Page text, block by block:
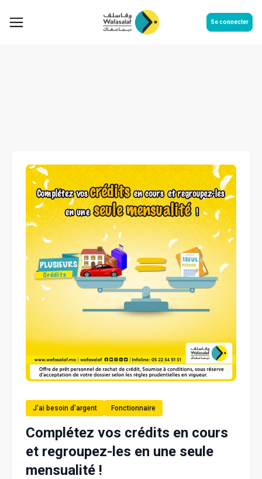
Se connecter
J'ai besoin d'argent Fonctionnaire
Complétez vos crédits en cours
et regroupez-les en une seule
mensualité !